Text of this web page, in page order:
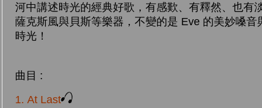
河中講述時光的經典好歌，有感歎、有釋然、也有
薩克斯風與貝斯等樂器，不變的是 Eve 的美妙嗓
時光！
曲目 :
1. At Last